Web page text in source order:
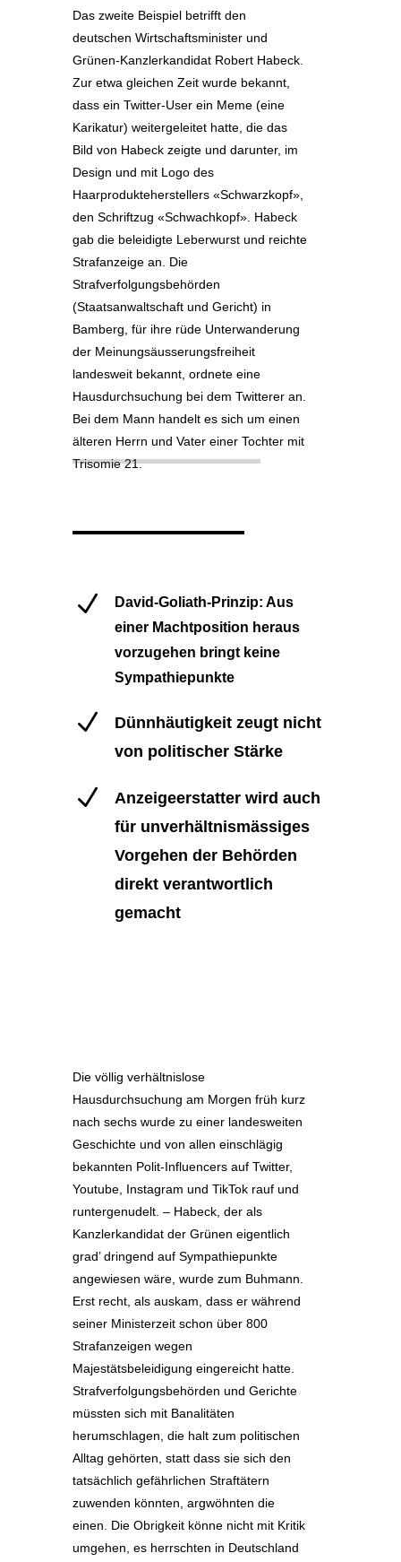
Das zweite Beispiel betrifft den
deutschen Wirtschaftsminister und
Grünen-Kanzlerkandidat Robert Habeck.
Zur etwa gleichen Zeit wurde bekannt,
dass ein Twitter-User ein Meme (eine
Karikatur) weitergeleitet hatte, die das
Bild von Habeck zeigte und darunter, im
Design und mit Logo des
Haarprodukteherstellers «Schwarzkopf»,
den Schriftzug «Schwachkopf». Habeck
gab die beleidigte Leberwurst und reichte
Strafanzeige an. Die
Strafverfolgungsbehörden
(Staatsanwaltschaft und Gericht) in
Bamberg, für ihre rüde Unterwanderung
der Meinungsäusserungsfreiheit
landesweit bekannt, ordnete eine
Hausdurchsuchung bei dem Twitterer an.
Bei dem Mann handelt es sich um einen
älteren Herrn und Vater einer Tochter mit
Trisomie 21.
N
David-Goliath-Prinzip: Aus
einer Machtposition heraus
vorzugehen bringt keine
Sympathiepunkte
N
Dünnhäutigkeit zeugt nicht
von politischer Stärke
N
Anzeigeerstatter wird auch
für unverhältnismässiges
Vorgehen der Behörden
direkt verantwortlich
gemacht
Die völlig verhältnislose
Hausdurchsuchung am Morgen früh kurz
nach sechs wurde zu einer landesweiten
Geschichte und von allen einschlägig
bekannten Polit-Influencers auf Twitter,
Youtube, Instagram und TikTok rauf und
runtergenudelt. – Habeck, der als
Kanzlerkandidat der Grünen eigentlich
grad’ dringend auf Sympathiepunkte
angewiesen wäre, wurde zum Buhmann.
Erst recht, als auskam, dass er während
seiner Ministerzeit schon über 800
Strafanzeigen wegen
Majestätsbeleidigung eingereicht hatte.
Strafverfolgungsbehörden und Gerichte
müssten sich mit Banalitäten
herumschlagen, die halt zum politischen
Alltag gehörten, statt dass sie sich den
tatsächlich gefährlichen Straftätern
zuwenden könnten, argwöhnten die
einen. Die Obrigkeit könne nicht mit Kritik
umgehen, es herrschten in Deutschland